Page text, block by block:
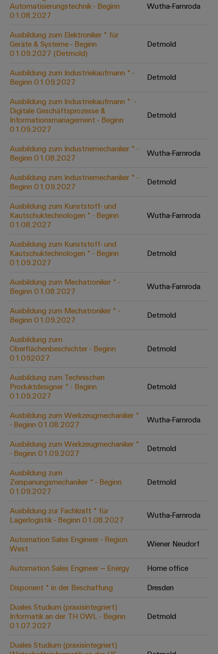
Verbindungslösungen
für
Konventionelle
Energieerzeugung
Zukunftssicherheit
für
bewährte
Maschinenbau
Lösungen
für
verschiedene
Segmente
der
und
Fabrikautomation
Öl
&
Sicherer
Betrieb
mit
Lösungen
für
Prozessindustrie
Mehr
Ressourceneffizienz
durch
Schaltschrankbau
Lösungen
die
Herausforderungen
Schaltschrankbau
Moderne
und
digitale
für
klimafreundliche
im
Schiffbau
Verbindungslösungen
die
maritime
Industrie
Wasseraufbereitung
Systeme
Lösungen
Dezentrale
Automatisierung
Lösungen
IIoT
&
Automation
Software
Industrial
Industrial
Automation
Industrial
IoT
Industrial
Security
Industrial
Service
Platform
easyConnect
Regler
Gerätehersteller
Leiterplattensteckverbinder
&
PCB
Services
Equipment
(OEM)
Elektronikgehäuse
Blitz-
und
Überspannungsschutz
PV
Feldbusverteiler
Automatisierung
&
Software
I/O-
Systeme
Industrial
Ethernet
Touch-
Panels
Engineering-
Visualisierungstools
Energiemessung
und
Smart
Metering
Weidmüller
AI
Access
&
Services
Industrial
Platform
easyConnect
Werkstatt
&
Technischer
Support
Umweltbezogene
Produktkonformität
Engineering
Daten
Technische
Produktkataloge
Reparatur
und
Ersatzteile
Trainings
Webinare
PSIRT
Digitale
Bestellmöglichkeiten
eShop
OCI-
EDI-
Schnittstelle
ALLE
SERVICES
Pressekontakt
Unsere
IIoT
and
Partner
Netzwerk
IIoT
Automation
Solution
finden
Solution
Partner
-
Systemintegratoren
Messen
&
Globale
Messen
&
Events
Offene
Ausbildungs-
und
Studienplätze
Aktuelle
Termine
Workshops
für
Schulklassen
Stellenbörse
Entwicklung
Karriere auf
neues
Distribution
Automatisierungstechnik - Beginn
01.08.2027
Wutha-Farnroda
Ausbildung zum Elektroniker * für
Geräte & Systeme - Beginn
01.09.2027 (Detmold)
Detmold
Ausbildung zum Industriekaufmann * -
Beginn 01.09.2027
Detmold
Ausbildung zum Industriekaufmann * ​ -
Digitale Geschäftsprozesse &
Informationsmanagement - Beginn
01.09.2027
Detmold
Ausbildung zum Industriemechaniker * -
Beginn 01.08.2027
Wutha-Farnroda
Ausbildung zum Industriemechaniker * -
Beginn 01.09.2027
Detmold
Ausbildung zum Kunststoff- und
Kautschuktechnologen * - Beginn
01.08.2027
Wutha-Farnroda
Ausbildung zum Kunststoff- und
Kautschuktechnologen * - Beginn
01.09.2027
Detmold
Ausbildung zum Mechatroniker * -
Beginn 01.08.2027
Wutha-Farnroda
Ausbildung zum Mechatroniker * -
Beginn 01.09.2027
Detmold
Ausbildung zum
Oberflächenbeschichter - Beginn
01.092027
Detmold
Ausbildung zum Technischen
Produktdesigner * - Beginn
01.09.2027
Detmold
Ausbildung zum Werkzeugmechaniker *
- Beginn 01.08.2027
Wutha-Farnroda
Ausbildung zum Werkzeugmechaniker *
- Beginn 01.09.2027
Detmold
Ausbildung zum
Zerspanungsmechaniker * - Beginn
01.09.2027
Detmold
Ausbildung zur Fachkraft * für
Lagerlogistik - Beginn 01.08.2027
Wutha-Farnroda
Automation Sales Engineer - Region
West
Wiener Neudorf
Automation Sales Engineer – Energy
Home office
Disponent * in der Beschaffung
Dresden
Duales Studium (praxisintegriert)
Informatik an der TH OWL - Beginn
01.07.2027
Detmold
Duales Studium (praxisintegriert)